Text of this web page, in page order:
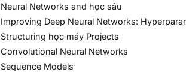
Neural Networks and học sâu
Improving Deep Neural Networks:
Structuring học máy Projects
Convolutional Neural Networks
Sequence Models